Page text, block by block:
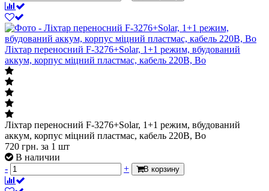
Ліхтар переносний F-3276+Solar, 1+1 режим, вбудований
аккум, корпус міцний пластмас, кабель 220В, Bo
Ліхтар переносний F-3276+Solar, 1+1 режим, вбудований
аккум, корпус міцний пластмас, кабель 220В, Bo
720 грн. за 1 шт
В наличии
-
+ В корзину